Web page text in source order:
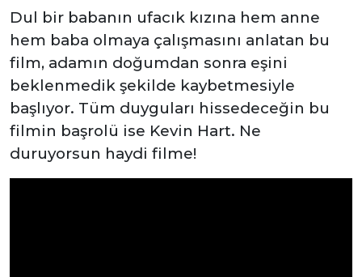
Dul bir babanın ufacık kızına hem anne
hem baba olmaya çalışmasını anlatan bu
film, adamın doğumdan sonra eşini
beklenmedik şekilde kaybetmesiyle
başlıyor. Tüm duyguları hissedeceğin bu
filmin başrolü ise Kevin Hart. Ne
duruyorsun haydi filme!